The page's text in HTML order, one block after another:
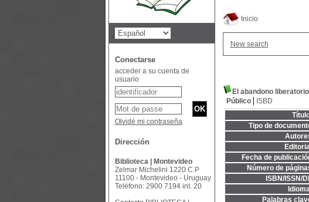
Inicio
New search
El abandono liberatorio
Público
ISBD
Tipo de
Fecha de
Número de
ISBN/ISSN/
Palabras
Conectarse
acceder a su cuenta de
usuario
Olvidé mi contraseña
Dirección
Biblioteca | Montevideo
Zelmar Michelini 1220 C.P
11100 - Montevideo - Uruguay
Teléfono: 2900 7194 int. 20